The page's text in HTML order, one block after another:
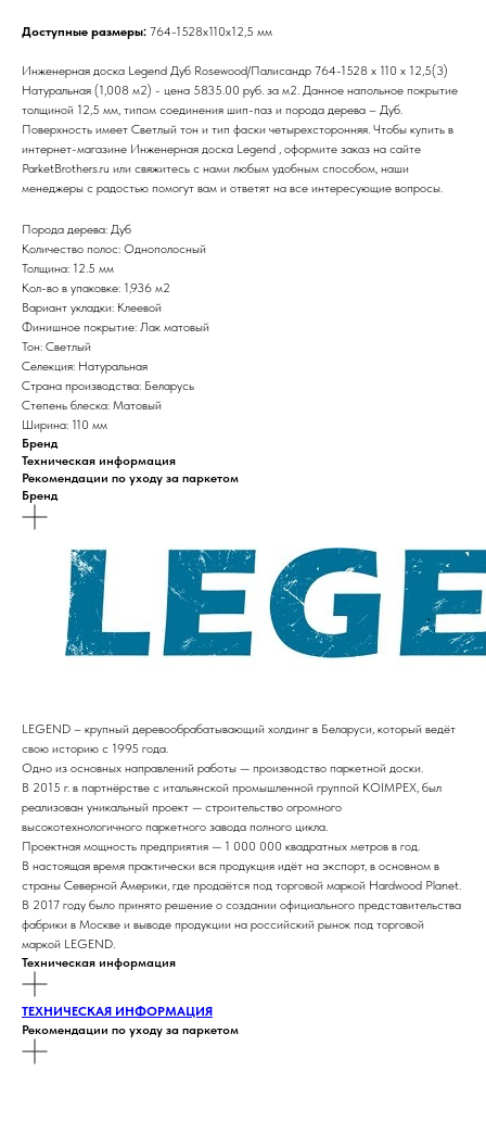
Доступные размеры: 764-1528х110х12,5 мм
Инженерная доска Legend Дуб Rosewood/Палисандр 764-1528 х 110 х 12,5(3)
Натуральная (1,008 м2) - цена 5835.00 руб. за м2. Данное напольное покрытие
толщиной 12,5 мм, типом соединения шип-паз и порода дерева – Дуб.
Поверхность имеет Светлый тон и тип фаски четырехсторонняя. Чтобы купить в
интернет-магазине Инженерная доска Legend , оформите заказ на сайте
ParketBrothers.ru или свяжитесь с нами любым удобным способом, наши
менеджеры с радостью помогут вам и ответят на все интересующие вопросы.
Порода дерева: Дуб
Количество полос: Однополосный
Толщина: 12.5 мм
Кол-во в упаковке: 1,936 м2
Вариант укладки: Клеевой
Финишное покрытие: Лак матовый
Тон: Светлый
Селекция: Натуральная
Страна производства: Беларусь
Степень блеска: Матовый
Ширина: 110 мм
Бренд
Техническая информация
Рекомендации по уходу за паркетом
Бренд
LEGEND – крупный деревообрабатывающий холдинг в Беларуси, который ведёт
свою историю с 1995 года.
Одно из основных направлений работы — производство паркетной доски.
В 2015 г. в партнёрстве с итальянской промышленной группой KOIMPEX, был
реализован уникальный проект — строительство огромного
высокотехнологичного паркетного завода полного цикла.
Проектная мощность предприятия — 1 000 000 квадратных метров в год.
В настоящая время практически вся продукция идёт на экспорт, в основном в
страны Северной Америки, где продаётся под торговой маркой Hardwood Planet.
В 2017 году было принято решение о создании официального представительства
фабрики в Москве и выводе продукции на российский рынок под торговой
маркой LEGEND.
Техническая информация
ТЕХНИЧЕСКАЯ ИНФОРМАЦИЯ
Рекомендации по уходу за паркетом